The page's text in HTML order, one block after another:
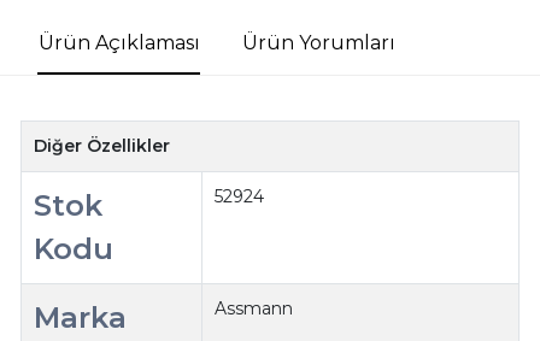
Ürün Açıklaması Ürün Yorumları
Diğer Özellikler
Stok
Kodu
52924
Marka Assmann